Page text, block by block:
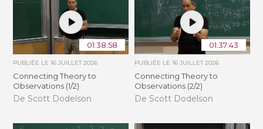
01:38:58
PUBLIÉE LE16 JUILLET 2026
Connecting Theory to
Observations (1/2)
De Scott Dodelson
01:37:43
PUBLIÉE LE 16 JUILLET 2026
Connecting Theory to
Observations (2/2)
De Scott Dodelson